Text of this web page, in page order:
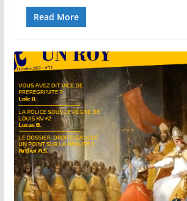
Read More